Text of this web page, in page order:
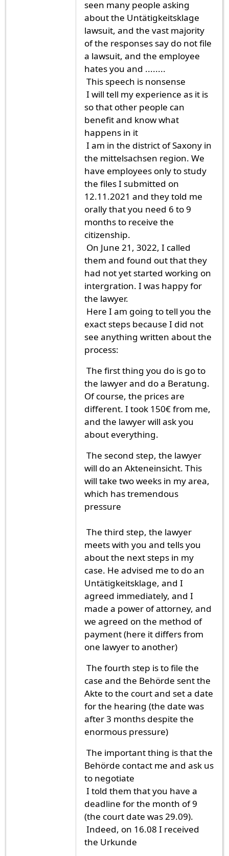
seen many people asking
about the Untätigkeitsklage
lawsuit, and the vast majority
of the responses say do not file
a lawsuit, and the employee
hates you and ........
This speech is nonsense
I will tell my experience as it is
so that other people can
benefit and know what
happens in it
I am in the district of Saxony in
the mittelsachsen region. We
have employees only to study
the files I submitted on
12.11.2021 and they told me
orally that you need 6 to 9
months to receive the
citizenship.
On June 21, 3022, I called
them and found out that they
had not yet started working on
intergration. I was happy for
the lawyer.
Here I am going to tell you the
exact steps because I did not
see anything written about the
process:
The first thing you do is go to
the lawyer and do a Beratung.
Of course, the prices are
different. I took 150€ from me,
and the lawyer will ask you
about everything.
The second step, the lawyer
will do an Akteneinsicht. This
will take two weeks in my area,
which has tremendous
pressure
The third step, the lawyer
meets with you and tells you
about the next steps in my
case. He advised me to do an
Untätigkeitsklage, and I
agreed immediately, and I
made a power of attorney, and
we agreed on the method of
payment (here it differs from
one lawyer to another)
The fourth step is to file the
case and the Behörde sent the
Akte to the court and set a date
for the hearing (the date was
after 3 months despite the
enormous pressure)
The important thing is that the
Behörde contact me and ask us
to negotiate
I told them that you have a
deadline for the month of 9
(the court date was 29.09).
Indeed, on 16.08 I received
the Urkunde